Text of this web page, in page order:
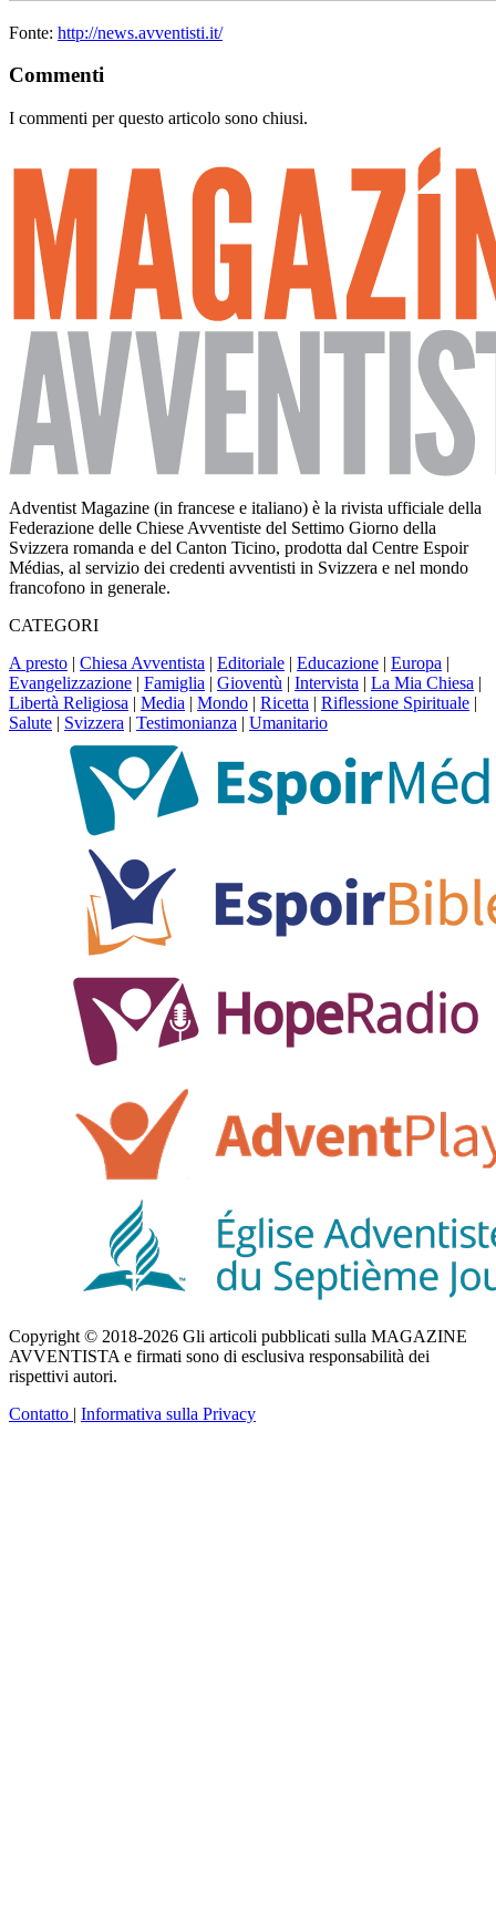
Fonte: http://news.avventisti.it/
Commenti
I commenti per questo articolo sono chiusi.
Adventist Magazine (in francese e italiano) è la rivista ufficiale della
Federazione delle Chiese Avventiste del Settimo Giorno della
Svizzera romanda e del Canton Ticino, prodotta dal Centre Espoir
Médias, al servizio dei credenti avventisti in Svizzera e nel mondo
francofono in generale.
CATEGORI
A presto | Chiesa Avventista | Editoriale | Educazione | Europa |
Evangelizzazione | Famiglia | Gioventù | Intervista | La Mia Chiesa |
Libertà Religiosa | Media | Mondo | Ricetta | Riflessione Spirituale |
Salute | Svizzera | Testimonianza | Umanitario
Copyright © 2018-2026 Gli articoli pubblicati sulla MAGAZINE
AVVENTISTA e firmati sono di esclusiva responsabilità dei
rispettivi autori.
Contatto | Informativa sulla Privacy